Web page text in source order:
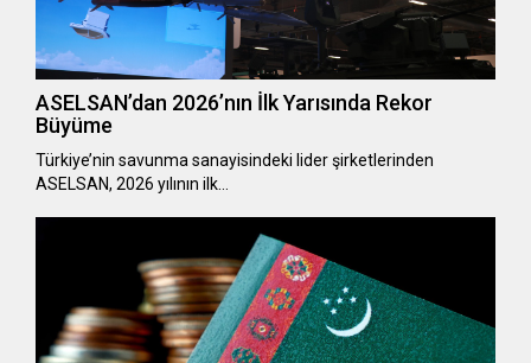
ASELSAN’dan 2026’nın İlk Yarısında Rekor
Büyüme
Türkiye’nin savunma sanayisindeki lider şirketlerinden
ASELSAN, 2026 yılının ilk…